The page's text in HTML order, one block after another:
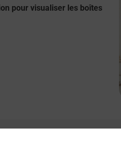
pour visualiser les boîtes